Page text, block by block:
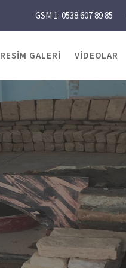
GSM 1: 0538 607 89 85
RESIM GALERI VIDEOLAR